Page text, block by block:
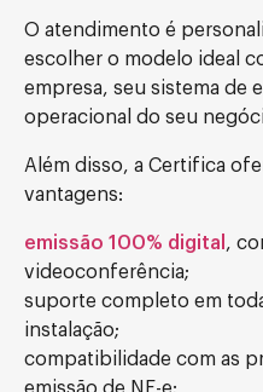
O atendimento é
escolher o modelo ideal
empresa, seu sistema de
operacional do seu
Além disso, a Certifica
vantagens:
emissão 100% digital ,
videoconferência;
suporte completo em
instalação;
compatibilidade com as